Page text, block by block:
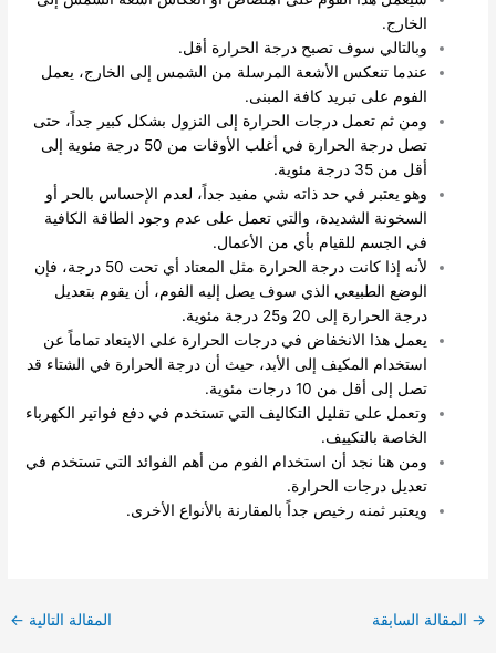
الخارج.
وبالتالي سوف تصبح درجة الحرارة أقل.
عندما تنعكس الأشعة المرسلة من الشمس إلى الخارج، يعمل
الفوم على تبريد كافة المبنى.
ومن ثم تعمل درجات الحرارة إلى النزول بشكل كبير جداً، حتى
تصل درجة الحرارة في أغلب الأوقات من 50 درجة مئوية إلى
أقل من 35 درجة مئوية.
وهو يعتبر في حد ذاته شي مفيد جداً، لعدم الإحساس بالحر أو
السخونة الشديدة، والتي تعمل على عدم وجود الطاقة الكافية
في الجسم للقيام بأي من الأعمال.
لأنه إذا كانت درجة الحرارة مثل المعتاد أي تحت 50 درجة، فإن
الوضع الطبيعي الذي سوف يصل إليه الفوم، أن يقوم بتعديل
درجة الحرارة إلى 20 و25 درجة مئوية.
يعمل هذا الانخفاض في درجات الحرارة على الابتعاد تماماً عن
استخدام المكيف إلى الأبد، حيث أن درجة الحرارة في الشتاء قد
تصل إلى أقل من 10 درجات مئوية.
وتعمل على تقليل التكاليف التي تستخدم في دفع فواتير الكهرباء
الخاصة بالتكييف.
ومن هنا نجد أن استخدام الفوم من أهم الفوائد التي تستخدم في
تعديل درجات الحرارة.
ويعتبر ثمنه رخيص جداً بالمقارنة بالأنواع الأخرى.
→ المقالة السابقة المقالة التالية ←